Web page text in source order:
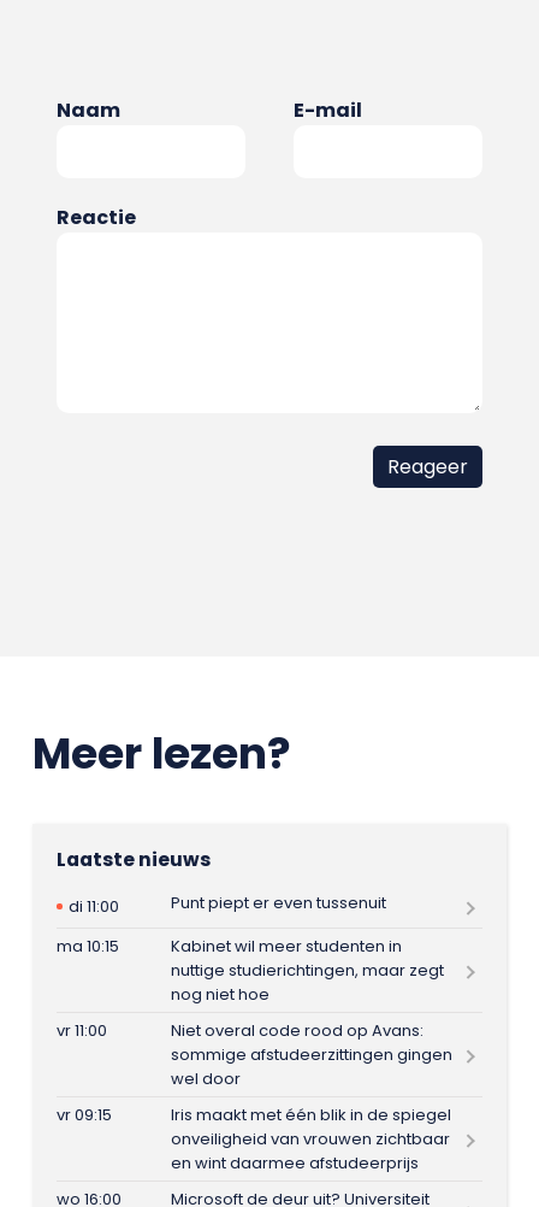
Naam E-mail
Reactie
Meer lezen?
Laatste nieuws
di 11:00
Punt piept er even tussenuit
ma 10:15
Kabinet wil meer studenten in
nuttige studierichtingen, maar zegt
nog niet hoe
vr 11:00
Niet overal code rood op Avans:
sommige afstudeerzittingen gingen
wel door
vr 09:15
Iris maakt met één blik in de spiegel
onveiligheid van vrouwen zichtbaar
en wint daarmee afstudeerprijs
wo 16:00
Microsoft de deur uit? Universiteit